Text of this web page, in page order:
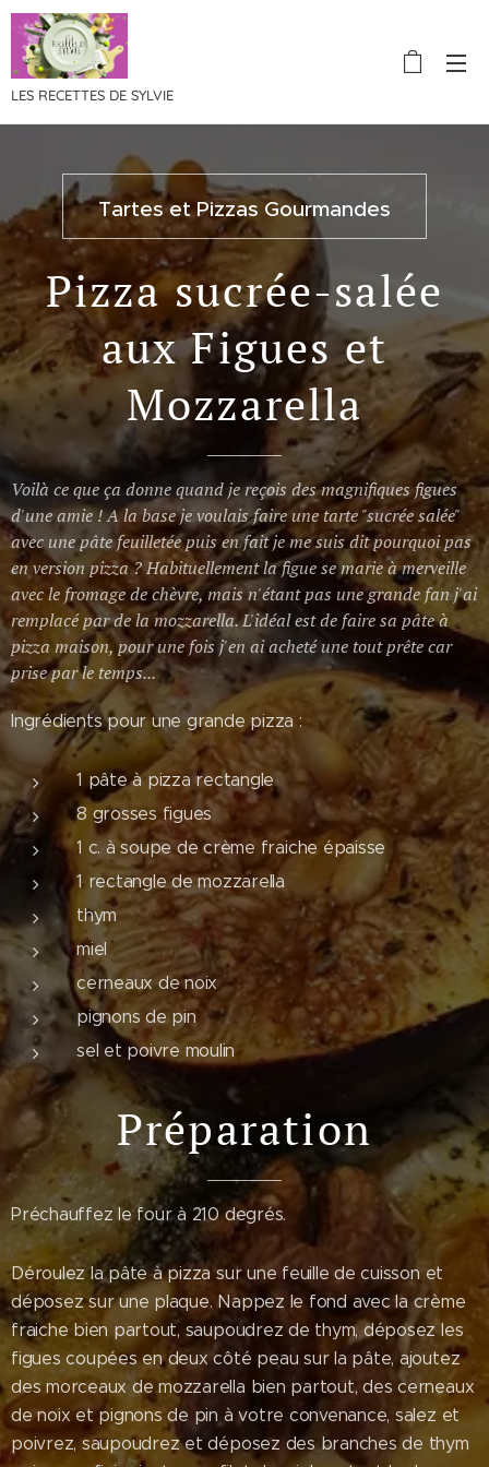
LES RECETTES DE SYLVIE
Tartes et Pizzas Gourmandes
Pizza sucrée-salée
aux Figues et
Mozzarella
Voilà ce que ça donne quand je reçois des magnifiques figues
d'une amie ! A la base je voulais faire une tarte "sucrée salée"
avec une pâte feuilletée puis en fait je me suis dit pourquoi pas
en version pizza ? Habituellement la figue se marie à merveille
avec le fromage de chèvre, mais n'étant pas une grande fan j'ai
remplacé par de la mozzarella. L'idéal est de faire sa pâte à
pizza maison, pour une fois j'en ai acheté une tout prête car
prise par le temps...
Ingrédients pour une grande pizza :
1 pâte à pizza rectangle
8 grosses figues
1 c. à soupe de crème fraiche épaisse
1 rectangle de mozzarella
thym
miel
cerneaux de noix
pignons de pin
sel et poivre moulin
Préparation
Préchauffez le four à 210 degrés.
Déroulez la pâte à pizza sur une feuille de cuisson et
déposez sur une plaque. Nappez le fond avec la crème
fraiche bien partout, saupoudrez de thym, déposez les
figues coupées en deux côté peau sur la pâte, ajoutez
des morceaux de mozzarella bien partout, des cerneaux
de noix et pignons de pin à votre convenance, salez et
poivrez, saupoudrez et déposez des branches de thym